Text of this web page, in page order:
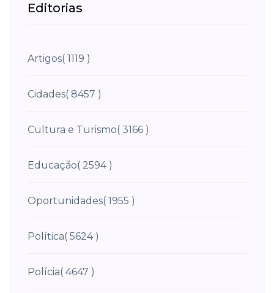
Editorias
Artigos( 1119 )
Cidades( 8457 )
Cultura e Turismo( 3166 )
Educação( 2594 )
Oportunidades( 1955 )
Política( 5624 )
Polícia( 4647 )